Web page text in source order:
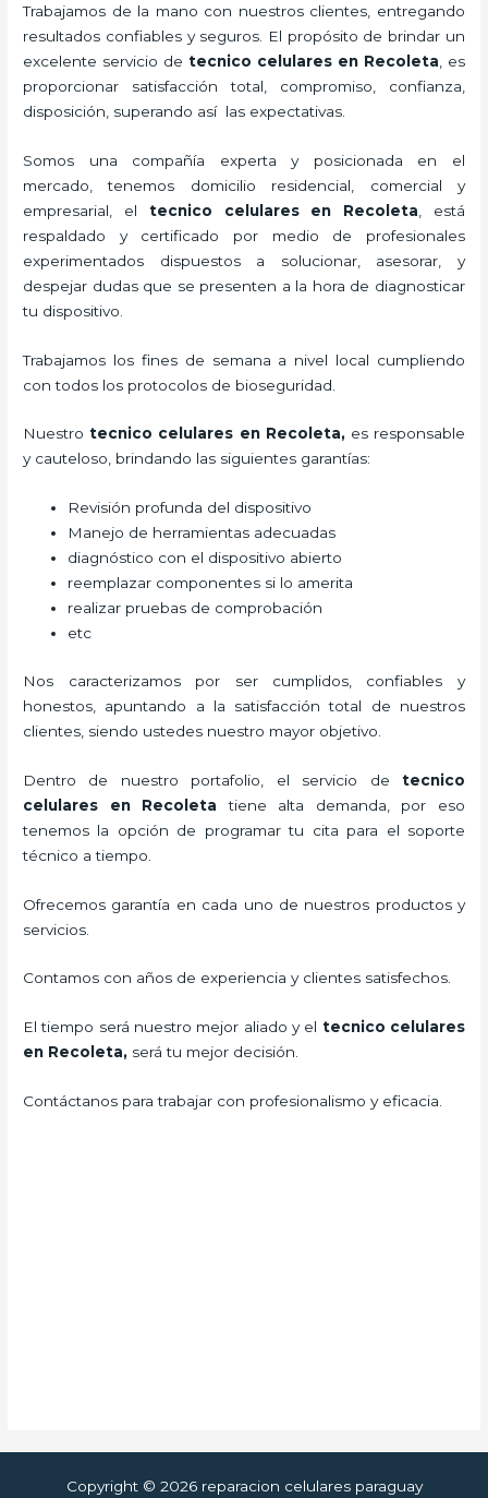
Trabajamos de la mano con nuestros clientes, entregando
resultados confiables y seguros. El propósito de brindar un
excelente servicio detecnico celulares en Recoleta , es
proporcionar satisfacción total, compromiso, confianza,
disposición, superando así las expectativas.
Somos una compañía experta y posicionada en el
mercado, tenemos domicilio residencial, comercial y
empresarial, el tecnico celulares en Recoleta , está
respaldado y certificado por medio de profesionales
experimentados dispuestos a solucionar, asesorar, y
despejar dudas que se presenten a la hora de diagnosticar
tu dispositivo.
Trabajamos los fines de semana a nivel local cumpliendo
con todos los protocolos de bioseguridad.
Nuestrotecnico celulares en Recoleta, es responsable
y cauteloso, brindando las siguientes garantías:
Revisión profunda del dispositivo
Manejo de herramientas adecuadas
diagnóstico con el dispositivo abierto
reemplazar componentes si lo amerita
realizar pruebas de comprobación
etc
Nos caracterizamos por ser cumplidos, confiables y
honestos, apuntando a la satisfacción total de nuestros
clientes, siendo ustedes nuestro mayor objetivo.
Dentro de nuestro portafolio, el servicio de tecnico
celulares en Recoleta tiene alta demanda, por eso
tenemos la opción de programar tu cita para el soporte
técnico a tiempo.
Ofrecemos garantía en cada uno de nuestros productos y
servicios.
Contamos con años de experiencia y clientes satisfechos.
El tiempo será nuestro mejor aliado y el tecnico celulares
en Recoleta, será tu mejor decisión.
Contáctanos para trabajar con profesionalismo y eficacia.
Copyright © 2026 reparacion celulares paraguay